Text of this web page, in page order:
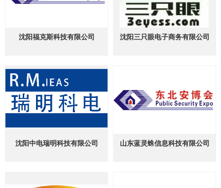
沈阳福克斯科技有限公司 沈阳三只眼电子商务有限公司
沈阳中电瑞明科技有限公司 山东蓝灵蛛信息科技有限公司